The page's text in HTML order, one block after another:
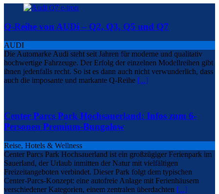
Q-Reihe von AUDi – Q2, Q3, Q5 und Q7
AUDI
Die Automarke Audi steht seit Jahren für moderne und qualitativ
hochwertige Fahrzeuge. Der Erfolg der einzelnen Modellreihen gibt
ihnen jedenfalls recht. So ist es dann auch nicht verwunderlich, dass
auch die imposante und markante Q-Reihe [...]
Center Parcs Park Hochsauerland: Infos zum 6-
Personen Premium-Bungalow
Reise, Hotels & Wellness
Center Parcs Park Hochsauerland ist ein großzügiger Ferienpark im
Sauerland, der Urlaub inmitten der Natur mit vielfältigen
Freizeitangeboten verbindet. Dieser Park folgt dem typischen
Center-Parcs-Konzept: eine autofreie Anlage mit Ferienhäusern
verschiedener Kategorien, einem zentralen überdachten [...]